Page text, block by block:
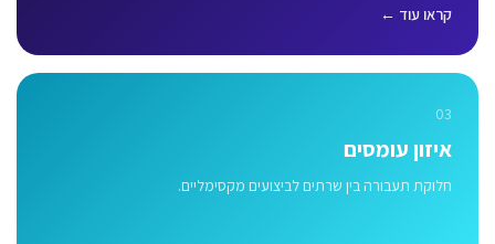
קראו עוד ←
03
איזון עומסים
חלוקת תעבורה בין שרתים לביצועים מקסימליים.